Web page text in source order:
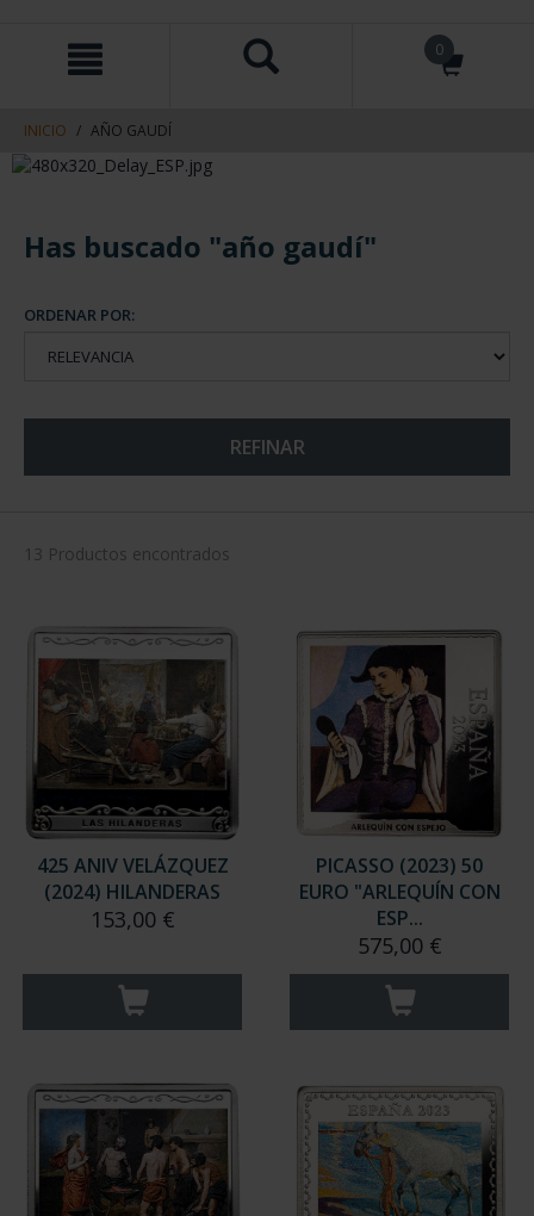
contenido
navegacin
0
INICIO AÑO GAUDÍ
Has buscado "año gaudí"
ORDENAR POR:
REFINAR
13 Productos encontrados
425 ANIV VELÁZQUEZ
(2024) HILANDERAS
153,00 €
PICASSO (2023) 50
EURO "ARLEQUÍN CON
ESP...
575,00 €